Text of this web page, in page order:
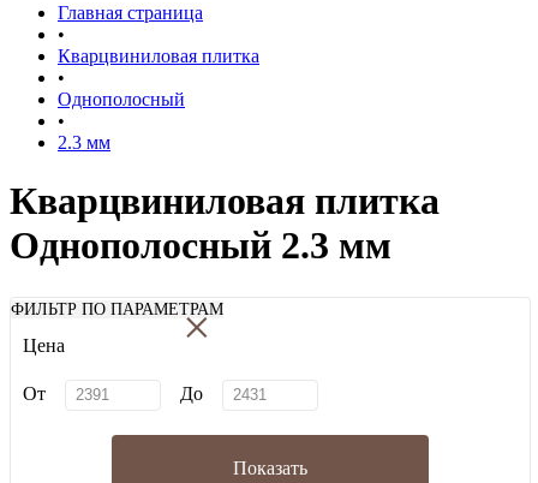
Главная страница
•
Кварцвиниловая плитка
•
Однополосный
•
2.3 мм
Кварцвиниловая плитка
Однополосный 2.3 мм
ФИЛЬТР ПО ПАРАМЕТРАМ
×
Цена
От До
Показать